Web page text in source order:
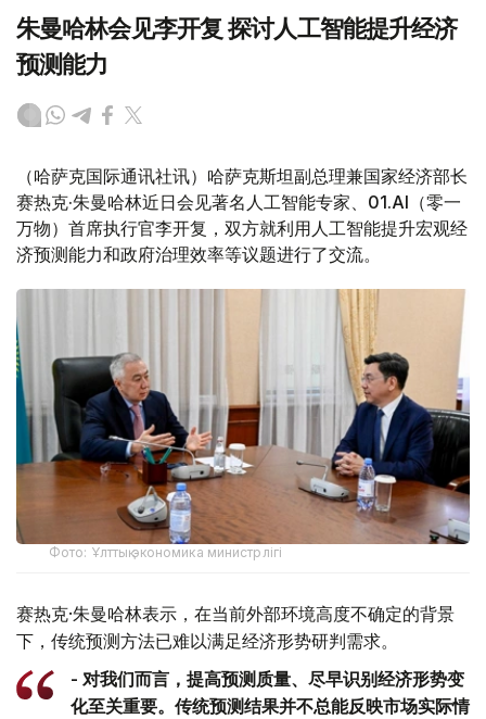
朱曼哈林会见李开复 探讨人工智能提升经济
预测能力
（哈萨克国际通讯社讯）哈萨克斯坦副总理兼国家经济部长
赛热克·朱曼哈林近日会见著名人工智能专家、01.AI （零一
万物）首席执行官李开复，双方就利用人工智能提升宏观经
济预测能力和政府治理效率等议题进行了交流。
Фото: Ұлттық экономика министрлігі
赛热克·朱曼哈林表示，在当前外部环境高度不确定的背景
下，传统预测方法已难以满足经济形势研判需求。
- 对我们而言，提高预测质量、尽早识别经济形势变
化至关重要。传统预测结果并不总能反映市场实际情